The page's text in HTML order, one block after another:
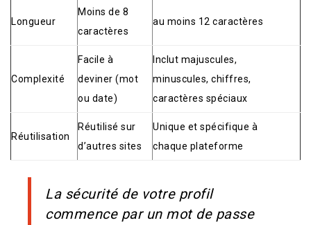
Longueur
Moins de 8
caractères
au moins 12 caractères
Complexité
Facile à
deviner (mot
ou date)
Inclut majuscules,
minuscules, chiffres,
caractères spéciaux
Réutilisation
Réutilisé sur
d’autres sites
Unique et spécifique à
chaque plateforme
La sécurité de votre profil
commence par un mot de passe